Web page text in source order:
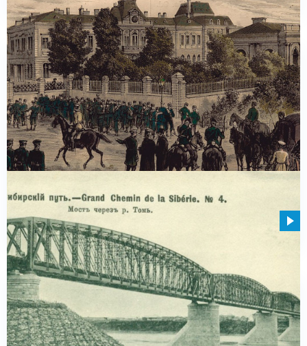
Иоаннис Каподистрия: Республика семи островов,
борьба за независимость и русская служба
Болгария: восстание в Восточной Румелии, истоки
Балканских войн, русофобы против русофилов (II)